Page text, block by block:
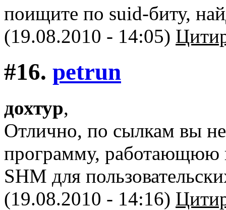
поищите по suid-биту,
(19.08.2010 - 14:05)
#16. petrun
дохтур,
Отлично, по сылкам вы
программу, работающюю
SHM для
(19.08.2010 - 14:16)